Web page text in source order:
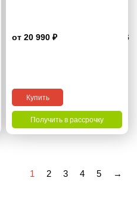
3.6
от 20 990 ₽
Купить
Получить в рассрочку
1 2 3 4 5 →